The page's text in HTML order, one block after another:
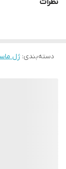
بهترین زمان
نظرات
دسته‌بندی: ژل